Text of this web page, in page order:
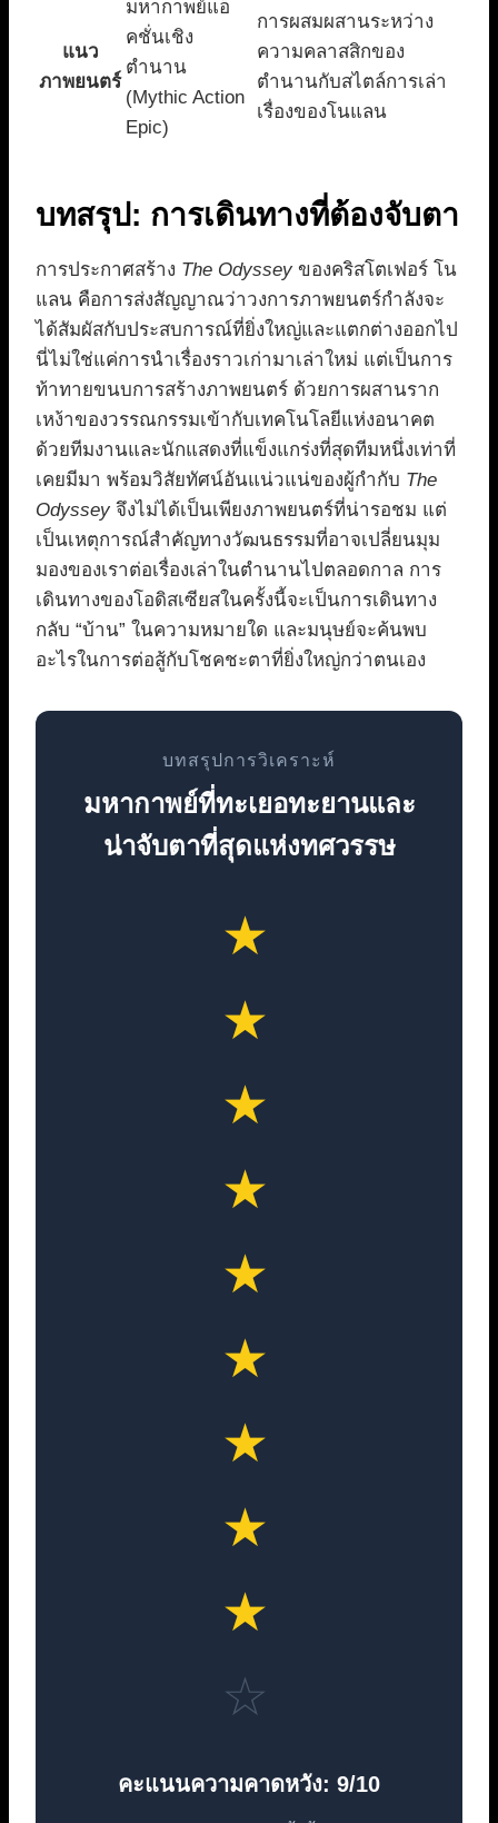
แนว
ภาพยนตร์
มหากาพย์แอ็
คชั่นเชิง
ตำนาน
(Mythic Action
Epic)
การผสมผสานระหว่าง
ความคลาสสิกของ
ตำนานกับสไตล์การเล่า
เรื่องของโนแลน
บทสรุป: การเดินทางที่ต้องจับตา
การประกาศสร้าง The Odyssey ของคริสโตเฟอร์ โน
แลน คือการส่งสัญญาณว่าวงการภาพยนตร์กำลังจะ
ได้สัมผัสกับประสบการณ์ที่ยิ่งใหญ่และแตกต่างออกไป
นี่ไม่ใช่แค่การนำเรื่องราวเก่ามาเล่าใหม่ แต่เป็นการ
ท้าทายขนบการสร้างภาพยนตร์ ด้วยการผสานราก
เหง้าของวรรณกรรมเข้ากับเทคโนโลยีแห่งอนาคต
ด้วยทีมงานและนักแสดงที่แข็งแกร่งที่สุดทีมหนึ่งเท่าที่
เคยมีมา พร้อมวิสัยทัศน์อันแน่วแน่ของผู้กำกับ The
Odyssey จึงไม่ได้เป็นเพียงภาพยนตร์ที่น่ารอชม แต่
เป็นเหตุการณ์สำคัญทางวัฒนธรรมที่อาจเปลี่ยนมุม
มองของเราต่อเรื่องเล่าในตำนานไปตลอดกาล การ
เดินทางของโอดิสเซียสในครั้งนี้จะเป็นการเดินทาง
กลับ “บ้าน” ในความหมายใด และมนุษย์จะค้นพบ
อะไรในการต่อสู้กับโชคชะตาที่ยิ่งใหญ่กว่าตนเอง
บทสรุปการวิเคราะห์
มหากาพย์ที่ทะเยอทะยานและ
น่าจับตาที่สุดแห่งทศวรรษ
★
★
★
★
★
★
★
★
★
☆
คะแนนความคาดหวัง: 9/10